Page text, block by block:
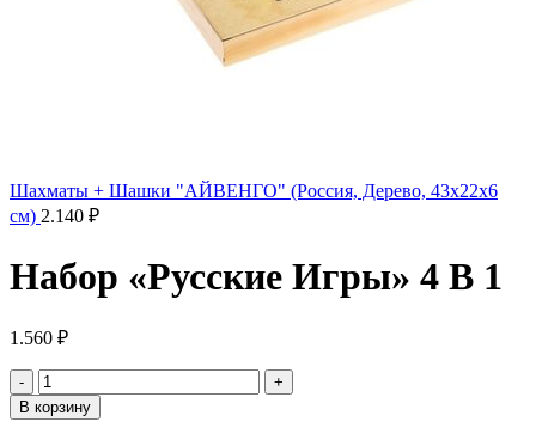
Шахматы + Шашки "АЙВЕНГО" (Россия, Дерево, 43х22х6
см) 2.140 ₽
Набор «Русские Игры» 4 В 1
1.560 ₽
Количество
товара
Набор
В корзину